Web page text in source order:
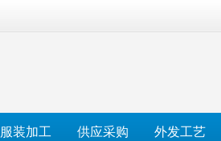
服装加工 供应采购 外发工艺